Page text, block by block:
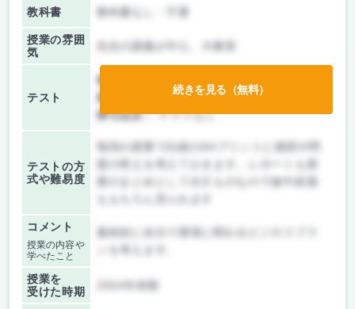
教科書 教科書なし・不要
授業の雰囲
気
先生の講義が中心、大教室
テスト
前期/中間：
後期/期末：
レポートのみ
持ち込み：テストなし
テストの方
式や難易度
毎回の授業で白紙のA4プリントに感想や問
業のまとめとして出すものなので途中経過
コメント
授業の内容や
学べたこと
授業を
受けた時期
続きを見る（無料）